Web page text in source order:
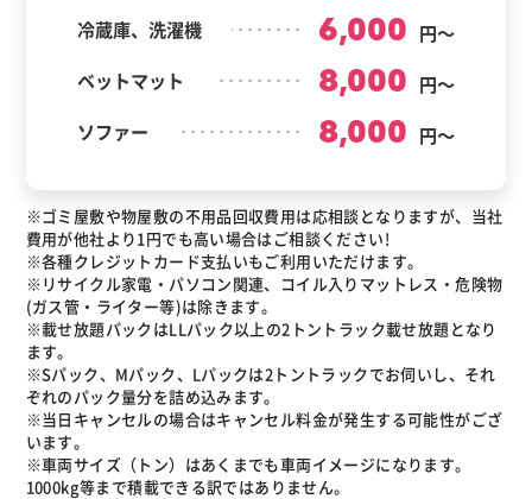
冷蔵庫、洗濯機
6,000 円～
ベットマット
8,000 円～
ソファー
8,000 円～
※ゴミ屋敷や物屋敷の不用品回収費用は応相談となりますが、当社
費用が他社より1円でも高い場合はご相談ください!
※各種クレジットカード支払いもご利用いただけます。
※リサイクル家電・パソコン関連、コイル入りマットレス・危険物
(ガス管・ライター等)は除きます。
※載せ放題パックはLLパック以上の2トントラック載せ放題となり
ます。
※Sパック、Mパック、Lパックは2トントラックでお伺いし、それ
ぞれのパック量分を詰め込みます。
※当日キャンセルの場合はキャンセル料金が発生する可能性がござ
います。
※車両サイズ（トン）はあくまでも車両イメージになります。
1000kg等まで積載できる訳ではありません。